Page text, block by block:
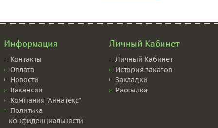
Информация
Контакты
Оплата
Новости
Вакансии
Компания "Аннатекс"
Политика
конфиденциальности
Личный Кабинет
Личный Кабинет
История заказов
Закладки
Рассылка